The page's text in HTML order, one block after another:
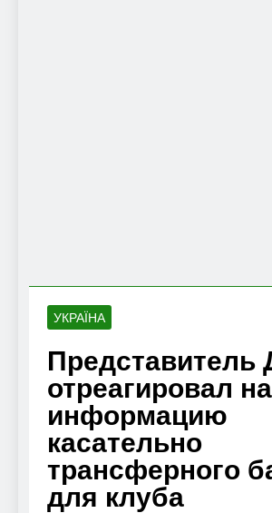
УКРАЇНА
Представитель
отреагировал на
информацию
касательно
трансферного
для клуба